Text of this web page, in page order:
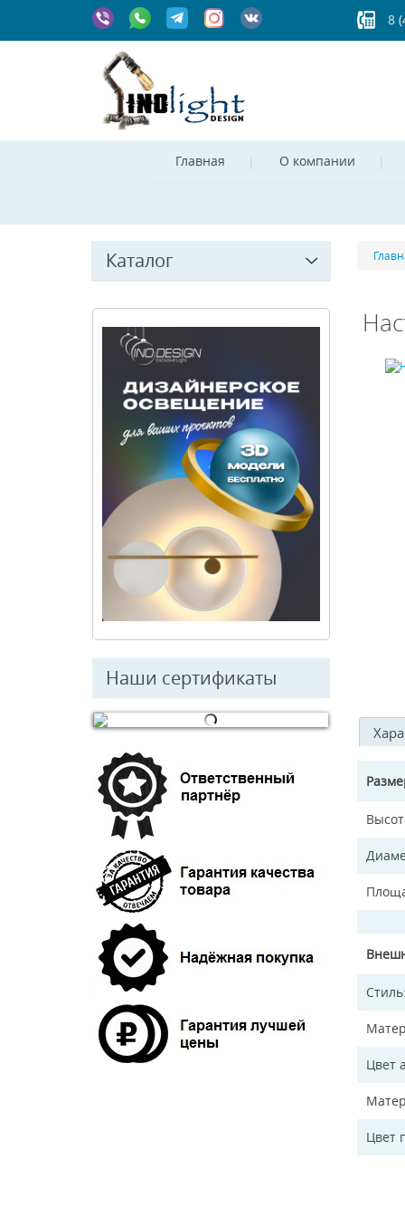
8
Главная О компании
Каталог
Наши сертификаты
Стиль
Цвет
Цвет